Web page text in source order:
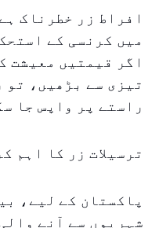
افراط زر خطرناک
میں کرنسی کے
اگر قیمتیں معیشت
تیزی سے بڑھیں، تو
راستے پر واپس جا
ترسیلات زر کا اہم
پاکستان کے لیے،
شہریوں سے آنے